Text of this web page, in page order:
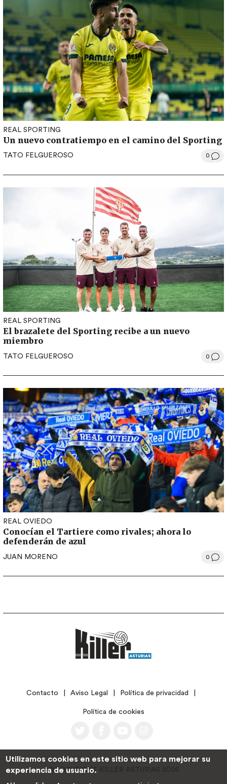
REAL SPORTING
Un nuevo contratiempo en el camino del Sporting
TATO FELGUEROSO 0
REAL SPORTING
El brazalete del Sporting recibe a un nuevo
miembro
TATO FELGUEROSO 0
REAL OVIEDO
Conocían el Tartiere como rivales; ahora lo
defenderán de azul
JUAN MORENO 0
LEGALContacto Aviso Legal Política de privacidad
Política de cookies
©COPYRIGHT KILLER ASTURIAS 2026
Utilizamos cookies en este sitio web para mejorar su
experiencia de usuario.